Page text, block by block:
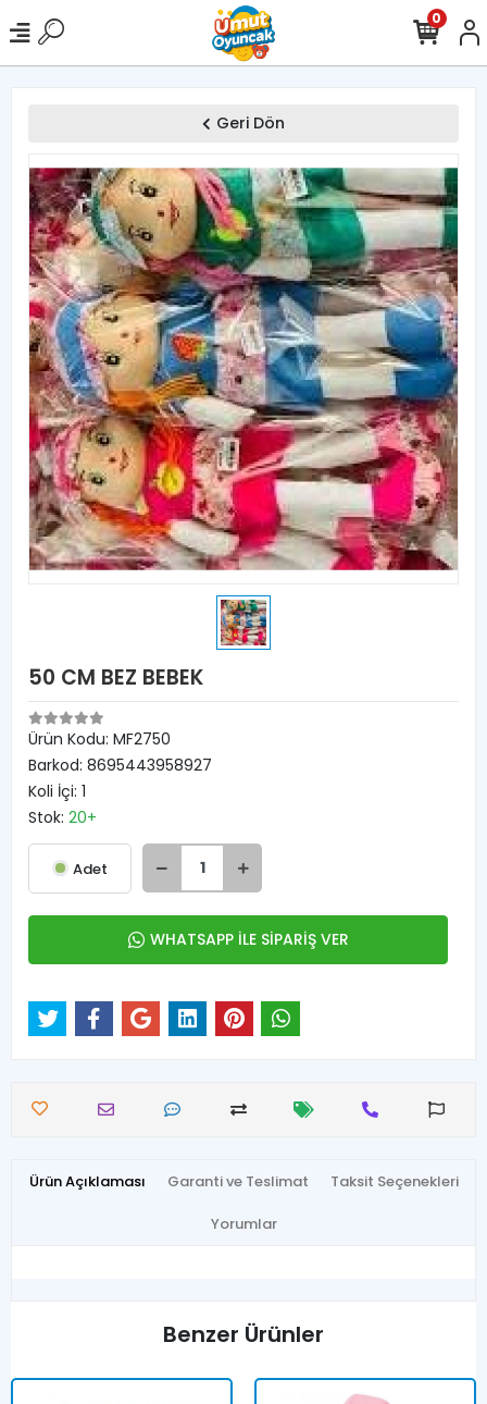
0
Geri Dön
50 CM BEZ BEBEK
Ürün Kodu: MF2750
Barkod: 8695443958927
Koli İçi: 1
Stok: 20+
Adet
WHATSAPP İLE SİPARİŞ VER
Ürün Açıklaması Garanti ve Teslimat Taksit Seçenekleri
Yorumlar
Benzer Ürünler